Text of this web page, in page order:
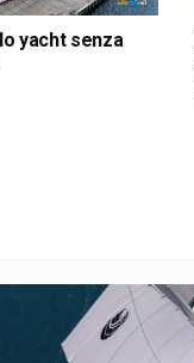
yacht senza